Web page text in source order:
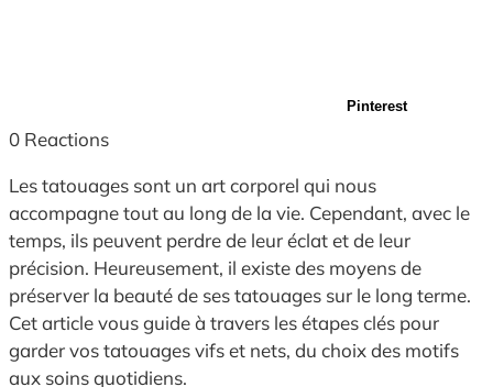
Pinterest
0 Reactions
Les tatouages sont un art corporel qui nous
accompagne tout au long de la vie. Cependant, avec le
temps, ils peuvent perdre de leur éclat et de leur
précision. Heureusement, il existe des moyens de
préserver la beauté de ses tatouages sur le long terme.
Cet article vous guide à travers les étapes clés pour
garder vos tatouages vifs et nets, du choix des motifs
aux soins quotidiens.